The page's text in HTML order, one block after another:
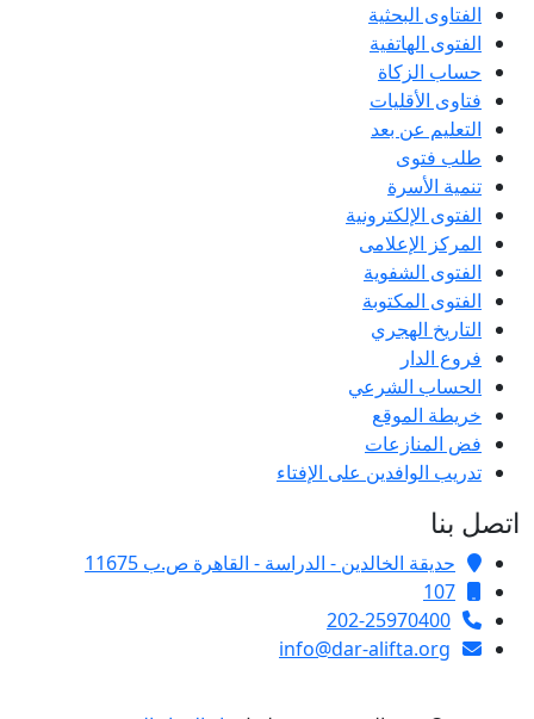
الفتاوى البحثية
الفتوى الهاتفية
حساب الزكاة
فتاوى الأقليات
التعليم عن بعد
طلب فتوى
تنمية الأسرة
الفتوى الإلكترونية
المركز الإعلامى
الفتوى الشفوية
الفتوى المكتوبة
التاريخ الهجري
فروع الدار
الحساب الشرعي
خريطة الموقع
فض المنازعات
تدريب الوافدين على الإفتاء
اتصل بنا
حديقة الخالدين - الدراسة - القاهرة ص.ب 11675
107
202-25970400
info@dar-alifta.org